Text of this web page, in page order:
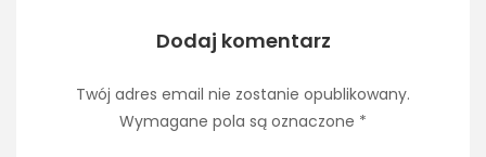
Dodaj komentarz
Twój adres email nie zostanie opublikowany.
Wymagane pola są oznaczone *